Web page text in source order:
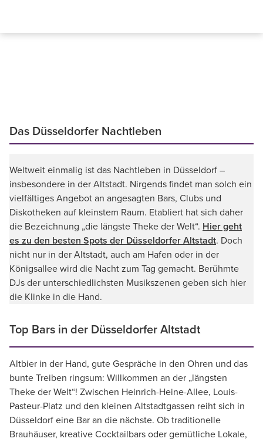
Das Düsseldorfer Nachtleben
Weltweit einmalig ist das Nachtleben in Düsseldorf –
insbesondere in der Altstadt. Nirgends findet man solch ein
vielfältiges Angebot an angesagten Bars, Clubs und
Diskotheken auf kleinstem Raum. Etabliert hat sich daher
die Bezeichnung „die längste Theke der Welt“. Hier geht
es zu den besten Spots der Düsseldorfer Altstadt. Doch
nicht nur in der Altstadt, auch am Hafen oder in der
Königsallee wird die Nacht zum Tag gemacht. Berühmte
DJs der unterschiedlichsten Musikszenen geben sich hier
die Klinke in die Hand.
Top Bars in der Düsseldorfer Altstadt
Altbier in der Hand, gute Gespräche in den Ohren und das
bunte Treiben ringsum: Willkommen an der „längsten
Theke der Welt“! Zwischen Heinrich-Heine-Allee, Louis-
Pasteur-Platz und den kleinen Altstadtgassen reiht sich in
Düsseldorf eine Bar an die nächste. Ob traditionelle
Brauhäuser, kreative Cocktailbars oder gemütliche Lokale,